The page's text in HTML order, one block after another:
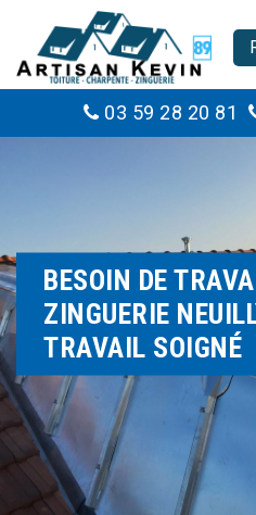
03 59 28 20 81
BESOIN DE
ZINGUERIE
TRAVAIL SOIGNÉ